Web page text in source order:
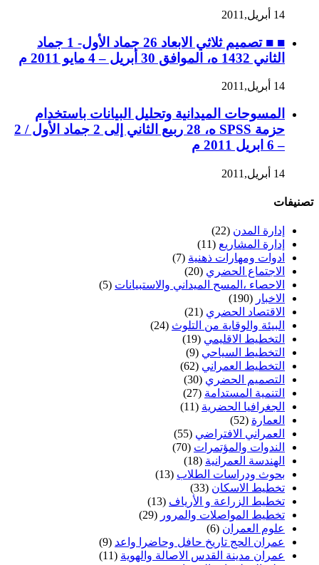
14 أبريل,2011
■ ■ تصميم ثلاثي الابعاد 26 جماد الأول- 1 جماد
الثاني 1432 ه، الموافق 30 أبريل – 4 مايو 2011 م
14 أبريل,2011
المسوحات الميدانية وتحليل البيانات باستخدام
حزمة SPSS ه، 28 ربيع الثاني إلى 2 جماد الأول / 2
– 6 ابريل 2011 م
14 أبريل,2011
تصنيفات
إدارة المدن (22)
إدارة المشاريع (11)
ادوات ومهارات ذهنية (7)
الاجتماع الحضري (20)
الاحصاء ،المسح الميداني والاستبيانات (5)
الاخبار (190)
الاقتصاد الحضري (21)
البيئة والوقاية من التلوث (24)
التخطيط الاقليمي (19)
التخطيط السياحي (9)
التخطيط العمراني (62)
التصميم الحضري (30)
التنمية المستدامة (27)
الجغرافيا الحضرية (11)
العمارة (52)
العمراني الافتراضي (55)
الندوات والمؤتمرات (70)
الهندسة العمرانية (18)
بحوث ودراسات الطلاب (13)
تخطيط الاسكان (33)
تخطيط الزراعة و الأرياف (13)
تخطيط المواصلات والمرور (29)
علوم العمران (6)
عمران الحج تاريخ حافل وحاضرا واعد (9)
عمران مدينة القدس الاصالة والهوية (11)